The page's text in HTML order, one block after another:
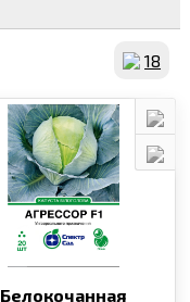
18
Белокочанная